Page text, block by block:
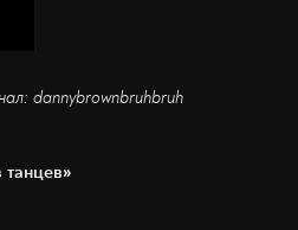
dannybrownbruhbruh